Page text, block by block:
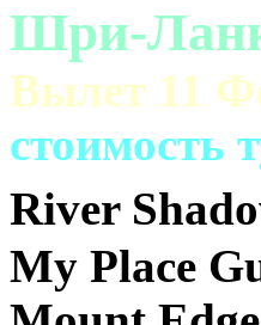
Шри-
Вылет 11
cтоимость
River
My Place